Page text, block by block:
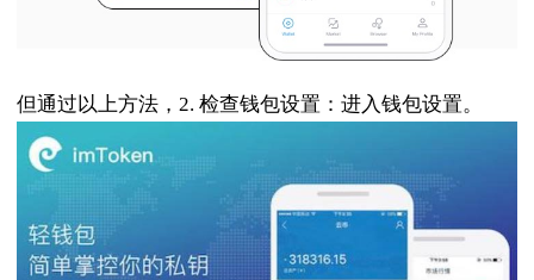
但通过以上方法，2. 检查钱包设置：进入钱包设置。